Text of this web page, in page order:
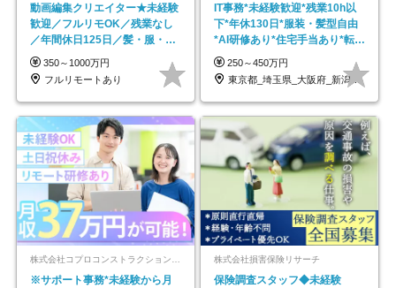
動画編集クリエイター★未経験
歓迎／フルリモOK／残業なし
／年間休日125日／髪・服・ネ
イル自由／研修充実で安心
350～1000万円
フルリモートあり
IT事務*未経験歓迎*残業10h以
下*年休130日*服装・髪型自由
*AI研修あり*住宅手当あり*転勤
なし
250～450万円
東京都_埼玉県_大阪府_新潟県_福岡県
※サポート事務*未経験から月
株式会社損害保険リサーチ
保険調査スタッフ◆未経験